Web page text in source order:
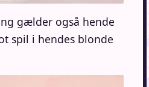
gælder også hende
spil i hendes blonde